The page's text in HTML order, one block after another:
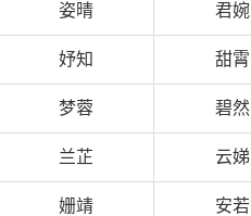
姿晴 君婉
妤知 甜霄
梦蓉 碧然
兰芷 云娣
姗靖 安若